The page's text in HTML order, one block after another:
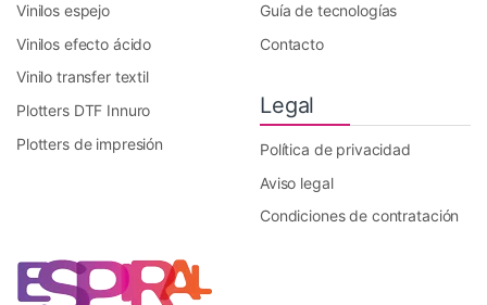
Vinilos espejo
Vinilos efecto ácido
Vinilo transfer textil
Plotters DTF Innuro
Plotters de impresión
Guía de tecnologías
Contacto
Legal
Política de privacidad
Aviso legal
Condiciones de contratación